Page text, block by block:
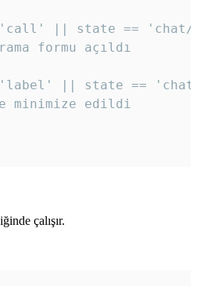
|| state ==
formu açıldı
|| state ==
minimize edildi
çalışır.